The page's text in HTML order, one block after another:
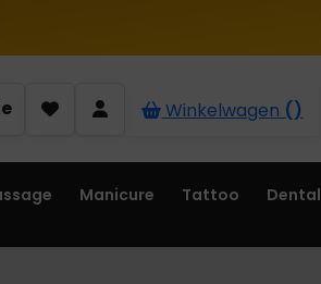
Winkelwagen ()
Manicure Tattoo Dental